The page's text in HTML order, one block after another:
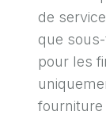
de
que
pour les